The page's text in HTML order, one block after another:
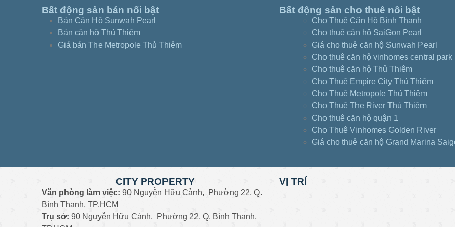
Bất động sản bán nổi bật
Bán Căn Hộ Sunwah Pearl
Bán căn hộ Thủ Thiêm
Giá bán The Metropole Thủ Thiêm
Bất động sản cho thuê nôi bật
Cho Thuê Căn Hộ Bình Thạnh
Cho thuê căn hộ SaiGon Pearl
Giá cho thuê căn hộ Sunwah Pearl
Cho thuê căn hộ vinhomes central park
Cho thuê căn hộ Thủ Thiêm
Cho Thuê Empire City Thủ Thiêm
Cho Thuê Metropole Thủ Thiêm
Cho Thuê The River Thủ Thiêm
Cho thuê căn hộ quận 1
Cho Thuê Vinhomes Golden River
Giá cho thuê căn hộ Grand Marina
CITY PROPERTY
Văn phòng làm việc: 90 Nguyễn Hữu Cảnh, Phường 22, Q.
Bình Thạnh, TP.HCM
Trụ sở: 90 Nguyễn Hữu Cảnh, Phường 22, Q. Bình Thạnh,
VỊ TRÍ